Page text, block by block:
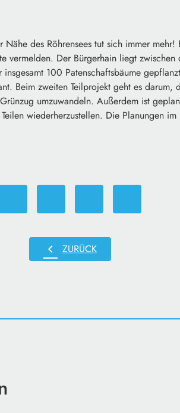
des Röhrensees tut sich immer mehr!
vermelden. Der Bürgerhain liegt zwischen
100 Patenschaftsbäume
Beim zweiten Teilprojekt geht es darum,
umzuwandeln. Außerdem ist
wiederherzustellen. Die Planungen
chevron_left ZURÜCK